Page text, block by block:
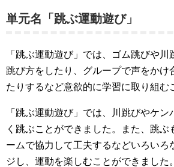
単元名「跳ぶ運動遊び」
「跳ぶ運動遊び」では、ゴム跳びや
跳び方をしたり、グループで声をかけ
たりするなど意欲的に学習に取り組む
「跳ぶ運動遊び」では、川跳びやケン
く跳ぶことができました。また、跳ぶ
ームで協力して工夫するなどいろいろ
ジし、運動を楽しむことができました。